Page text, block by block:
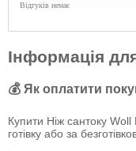
Відгуків немає
Інформація
💰 Як оплатити
Купити Ніж сантоку
готівку або за